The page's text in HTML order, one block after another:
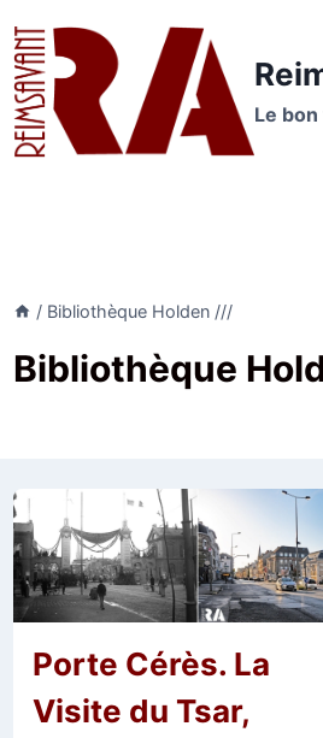
au
contenu
Le
/ Bibliothèque Holden ///
Bibliothèque
Porte Cérès. La
Visite du Tsar,